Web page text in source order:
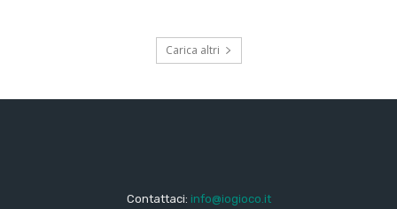
Carica altri
Contattaci: info@iogioco.it